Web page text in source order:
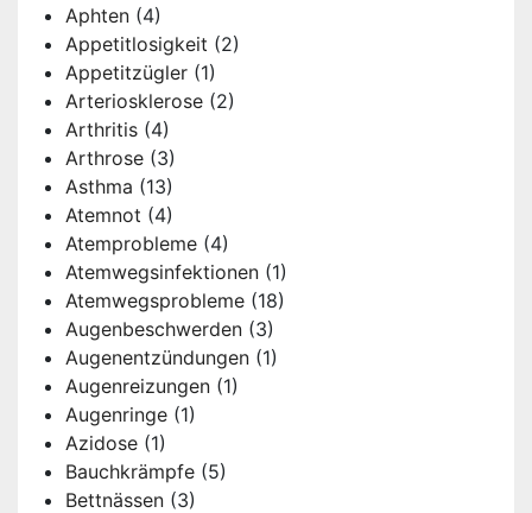
Aphten (4)
Appetitlosigkeit (2)
Appetitzügler (1)
Arteriosklerose (2)
Arthritis (4)
Arthrose (3)
Asthma (13)
Atemnot (4)
Atemprobleme (4)
Atemwegsinfektionen (1)
Atemwegsprobleme (18)
Augenbeschwerden (3)
Augenentzündungen (1)
Augenreizungen (1)
Augenringe (1)
Azidose (1)
Bauchkrämpfe (5)
Bettnässen (3)